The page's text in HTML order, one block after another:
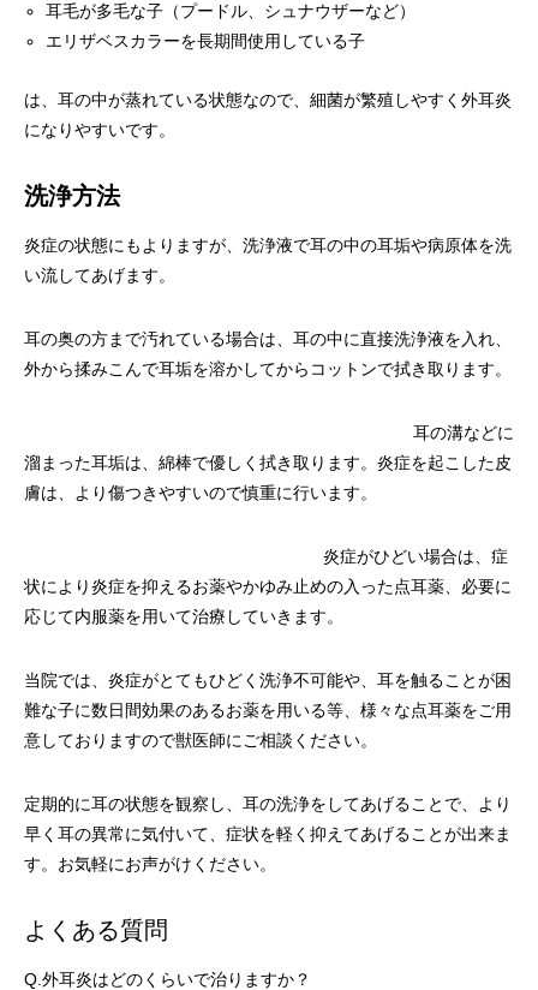
耳毛が多毛な子（プードル、シュナウザーなど）
エリザベスカラーを長期間使用している子
は、耳の中が蒸れている状態なので、細菌が繁殖しやすく外耳炎
になりやすいです。
洗浄方法
炎症の状態にもよりますが、洗浄液で耳の中の耳垢や病原体を洗
い流してあげます。
耳の奥の方まで汚れている場合は、耳の中に直接洗浄液を入れ、
外から揉みこんで耳垢を溶かしてからコットンで拭き取ります。
耳の溝などに
溜まった耳垢は、綿棒で優しく拭き取ります。炎症を起こした皮
膚は、より傷つきやすいので慎重に行います。
炎症がひどい場合は、症
状により炎症を抑えるお薬やかゆみ止めの入った点耳薬、必要に
応じて内服薬を用いて治療していきます。
当院では、炎症がとてもひどく洗浄不可能や、耳を触ることが困
難な子に数日間効果のあるお薬を用いる等、様々な点耳薬をご用
意しておりますので獣医師にご相談ください。
定期的に耳の状態を観察し、耳の洗浄をしてあげることで、より
早く耳の異常に気付いて、症状を軽く抑えてあげることが出来ま
す。お気軽にお声がけください。
よくある質問
Q.外耳炎はどのくらいで治りますか？